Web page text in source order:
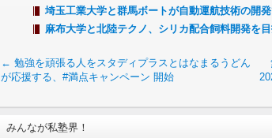
埼玉工業大学と群馬ボートが自動運航技術の開
麻布大学と北陸テクノ、シリカ配合飼料開発を
← 勉強を頑張る人をスタディプラスとはなまるうどん
が応援する、#満点キャンペーン 開始
みんなが私塾界！